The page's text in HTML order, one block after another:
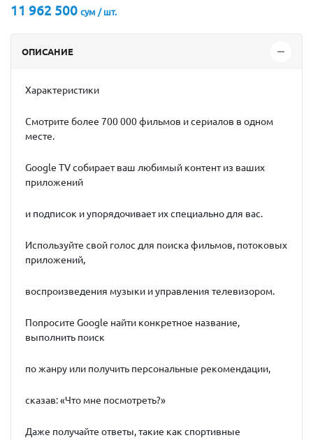
11 962 500 сум / шт.
ОПИСАНИЕ
Характеристики
Смотрите более 700 000 фильмов и сериалов в одном
месте.
Google TV собирает ваш любимый контент из ваших
приложений
и подписок и упорядочивает их специально для вас.
Используйте свой голос для поиска фильмов, потоковых
приложений,
воспроизведения музыки и управления телевизором.
Попросите Google найти конкретное название,
выполнить поиск
по жанру или получить персональные рекомендации,
сказав: «Что мне посмотреть?»
Даже получайте ответы, такие как спортивные